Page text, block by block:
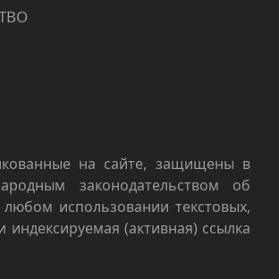
на сайте, защищены в
законодательством об
использовании текстовых,
(активная) ссылка